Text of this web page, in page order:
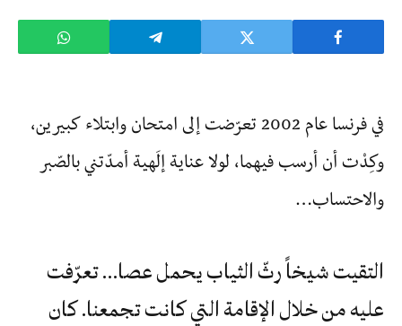
في فرنسا عام 2002 تعرّضت إلى امتحان وابتلاء كبيرين،
وكِدْت أن أرسب فيهما، لولا عناية إلَهية أمدّتني بالصّبر
والاحتساب…
التقيت شيخاً رثّ الثياب يحمل عصا… تعرّفت
عليه من خلال الإقامة التي كانت تجمعنا. كان